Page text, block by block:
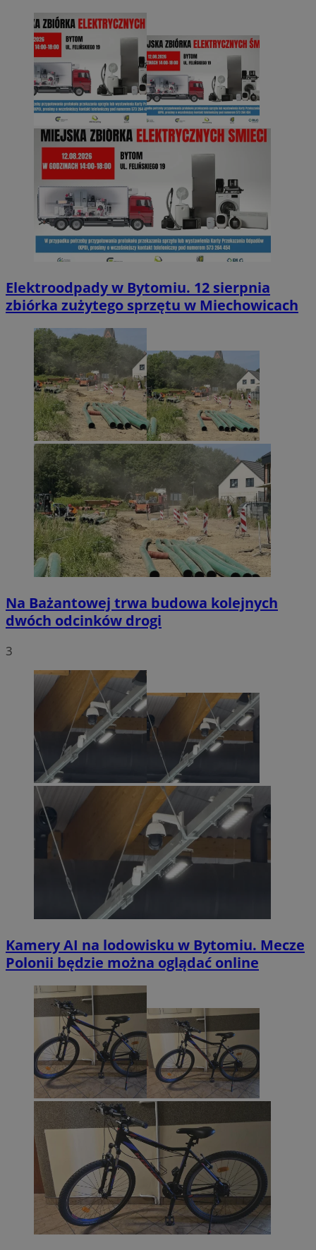
Elektroodpady w Bytomiu. 12 sierpnia
zbiórka zużytego sprzętu w Miechowicach
Na Bażantowej trwa budowa kolejnych
dwóch odcinków drogi
3
Kamery AI na lodowisku w Bytomiu. Mecze
Polonii będzie można oglądać online